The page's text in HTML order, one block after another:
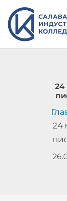
Перейти
содержимому
24
24